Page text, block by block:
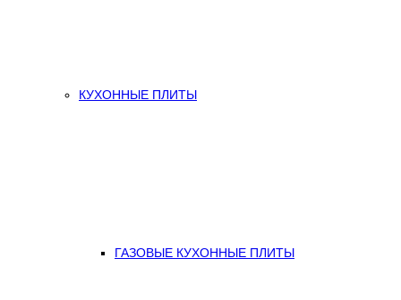
КУХОННЫЕ ПЛИТЫ
ГАЗОВЫЕ КУХОННЫЕ ПЛИТЫ